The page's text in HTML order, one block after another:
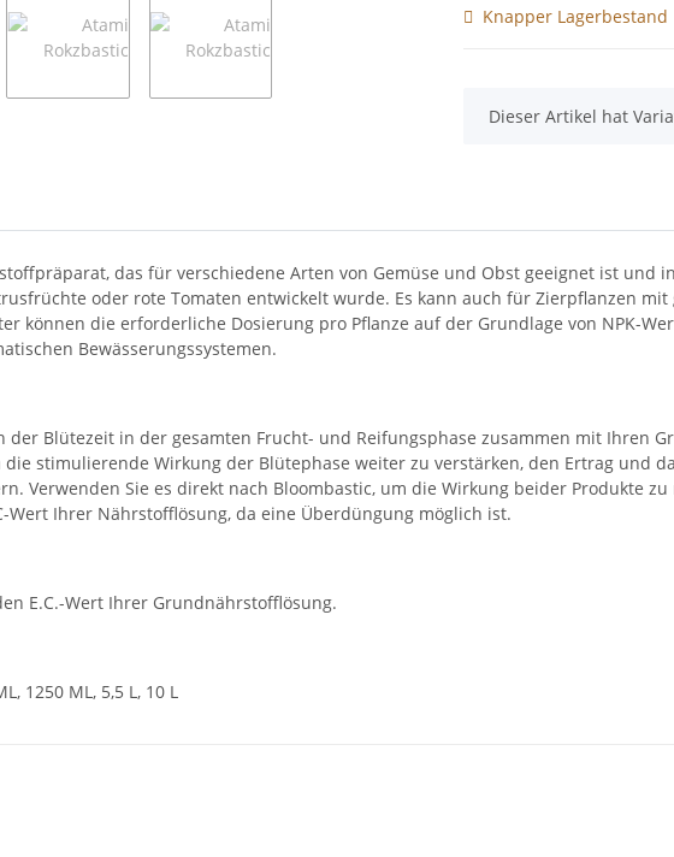
Knapper Lagerbestand
x
Dieser Artikel hat
das für verschiedene Arten von Gemüse und Obst geeignet ist und
oder rote Tomaten entwickelt wurde. Es kann auch für Zierpflanzen
können die erforderliche Dosierung pro Pflanze auf der Grundlage von NPK-
Bewässerungssystemen.
der Blütezeit in der gesamten Frucht- und Reifungsphase zusammen mit Ihren
stimulierende Wirkung der Blütephase weiter zu verstärken, den Ertrag und
Verwenden Sie es direkt nach Bloombastic, um die Wirkung beider Produkte
Wert Ihrer Nährstofflösung, da eine Überdüngung möglich ist.
E.C.-Wert Ihrer Grundnährstofflösung.
1250 ML, 5,5 L, 10 L